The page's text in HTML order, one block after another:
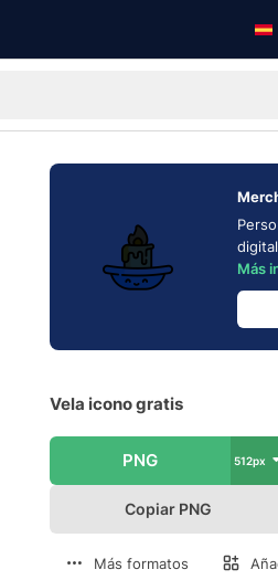
Más
Vela icono gratis
PNG 512px
Copiar PNG
Más formatos